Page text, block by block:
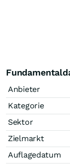
Anbieter
Kategorie
Sektor
Zielmarkt
Auflagedatum